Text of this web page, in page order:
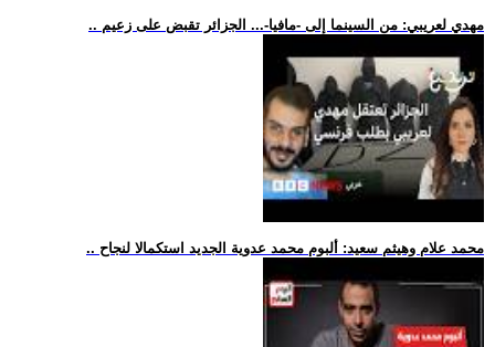
.. مهدي لعريبي: من السينما إلى -مافيا-... الجزائر تقبض على زعيم
.. محمد علام وهيثم سعيد: ألبوم محمد عدوية الجديد استكمالا لنجاح